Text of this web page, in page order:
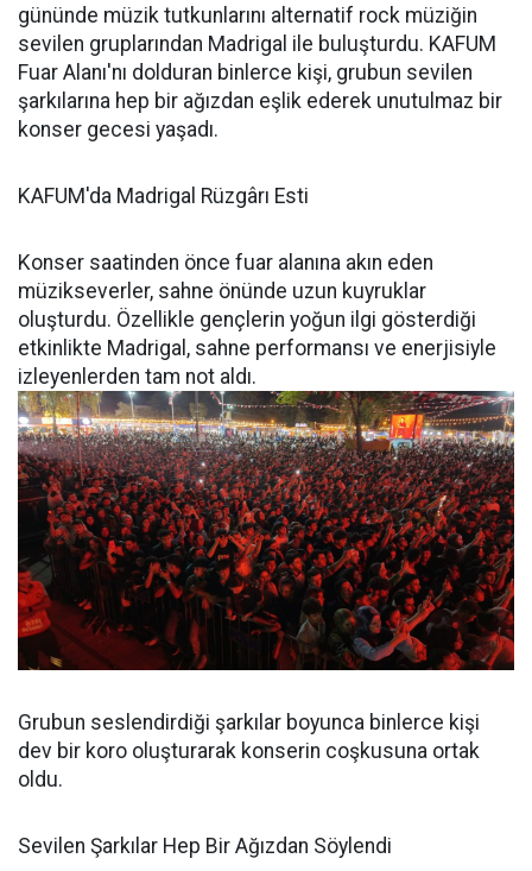
gününde müzik tutkunlarını alternatif rock müziğin
sevilen gruplarından Madrigal ile buluşturdu. KAFUM
Fuar Alanı'nı dolduran binlerce kişi, grubun sevilen
şarkılarına hep bir ağızdan eşlik ederek unutulmaz bir
konser gecesi yaşadı.
KAFUM'da Madrigal Rüzgârı Esti
Konser saatinden önce fuar alanına akın eden
müzikseverler, sahne önünde uzun kuyruklar
oluşturdu. Özellikle gençlerin yoğun ilgi gösterdiği
etkinlikte Madrigal, sahne performansı ve enerjisiyle
izleyenlerden tam not aldı.
Grubun seslendirdiği şarkılar boyunca binlerce kişi
dev bir koro oluşturarak konserin coşkusuna ortak
oldu.
Sevilen Şarkılar Hep Bir Ağızdan Söylendi